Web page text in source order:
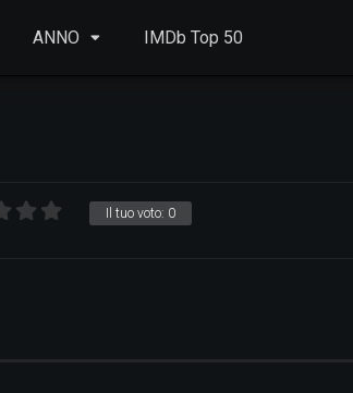
ANNO IMDb Top 50
Il tuo voto: 0